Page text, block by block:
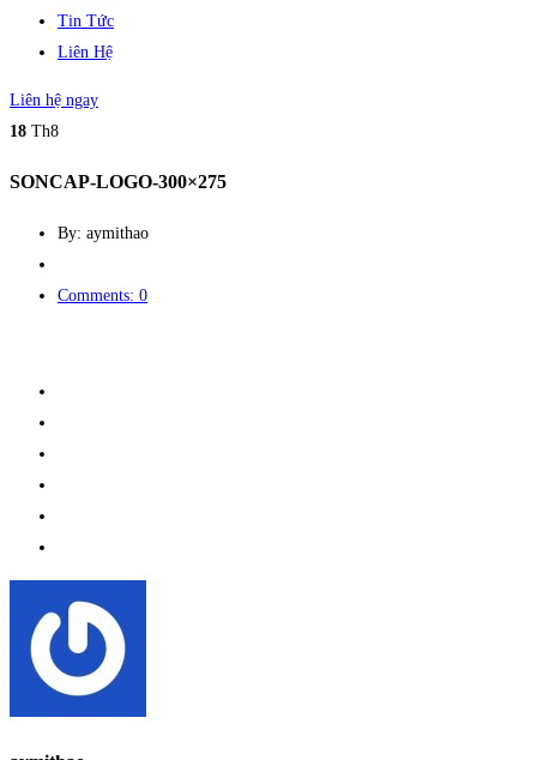
Tin Tức
Liên Hệ
Liên hệ ngay
18 Th8
SONCAP-LOGO-300×275
By: aymithao
Comments: 0